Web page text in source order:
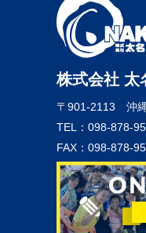
株式会社 太
〒901-2113 沖
TEL：098-878-
FAX：098-878-